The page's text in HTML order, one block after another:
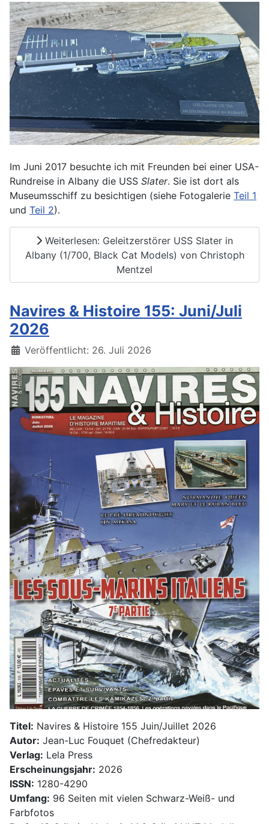
Im Juni 2017 besuchte ich mit Freunden bei einer USA-
Rundreise in Albany die USS Slater. Sie ist dort als
Museumsschiff zu besichtigen (siehe Fotogalerie Teil 1
und Teil 2).
Weiterlesen: Geleitzerstörer USS Slater in
Albany (1/700, Black Cat Models) von Christoph
Mentzel
Navires & Histoire 155: Juni/Juli
2026
Details
Veröffentlicht: 26. Juli 2026
Titel: Navires & Histoire 155 Juin/Juillet 2026
Autor: Jean-Luc Fouquet (Chefredakteur)
Verlag: Lela Press
Erscheinungsjahr: 2026
ISSN: 1280-4290
Umfang: 96 Seiten mit vielen Schwarz-Weiß- und
Farbfotos